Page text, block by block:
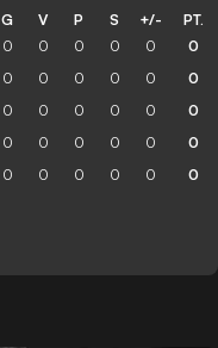
G V P S +/- PT.
0 0 0 0 0 0
0 0 0 0 0 0
0 0 0 0 0 0
0 0 0 0 0 0
0 0 0 0 0 0